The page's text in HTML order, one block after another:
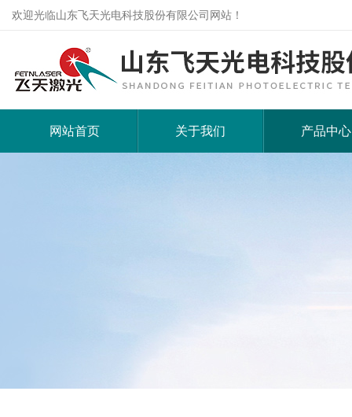
欢迎光临山东飞天光电科技股份有限公司网站！
网站首页 关于我们 产品中心